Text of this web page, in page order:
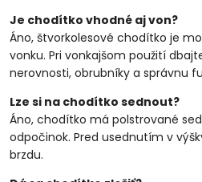
Je chodítko vhodné aj von?
Áno, štvorkolesové chodítko je
vonku. Pri vonkajšom použití
nerovnosti, obrubníky a správnu
Lze si na chodítko sednout?
Áno, chodítko má polstrované
odpočinok. Pred usednutím v
brzdu.